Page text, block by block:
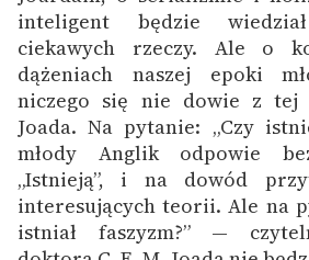
inteligent będzie
ciekawych rzeczy. Ale o
dążeniach naszej epoki
niczego się nie dowie z tej
Joada. Na pytanie: „Czy
młody Anglik odpowie
„Istnieją”, i na dowód
interesujących teorii. Ale na
istniał faszyzm?” —